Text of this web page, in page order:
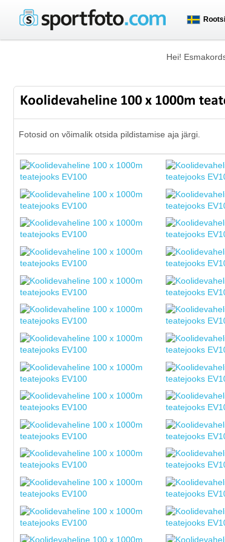
Rootsi
Hei!
Koolidevaheline 100 x 1000m
Fotosid on võimalik otsida pildistamise aja järgi.